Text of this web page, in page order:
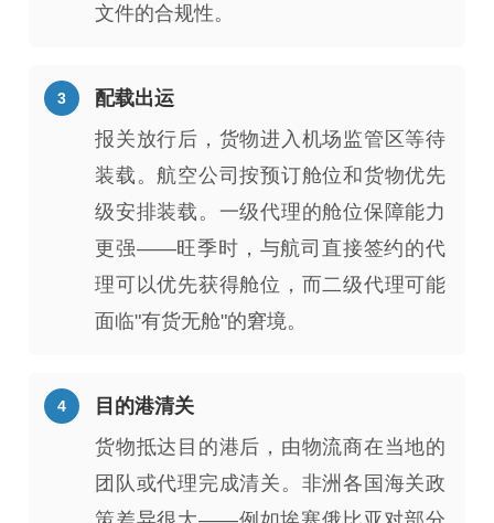
文件的合规性。
配载出运
报关放行后，货物进入机场监管区等待
装载。航空公司按预订舱位和货物优先
级安排装载。一级代理的舱位保障能力
更强——旺季时，与航司直接签约的代
理可以优先获得舱位，而二级代理可能
面临"有货无舱"的窘境。
目的港清关
货物抵达目的港后，由物流商在当地的
团队或代理完成清关。非洲各国海关政